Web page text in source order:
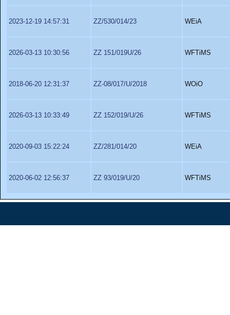
2023-12-19 14:57:31 ZZ/530/014/23 WEiA
2026-03-13 10:30:56 ZZ 151/019U/26 WFTiMS
2018-06-20 12:31:37 ZZ-08/017/U/2018 WOiO
2026-03-13 10:33:49 ZZ 152/019/U/26 WFTiMS
2020-09-03 15:22:24 ZZ/281/014/20 WEiA
2020-06-02 12:56:37 ZZ 93/019/U/20 WFTiMS